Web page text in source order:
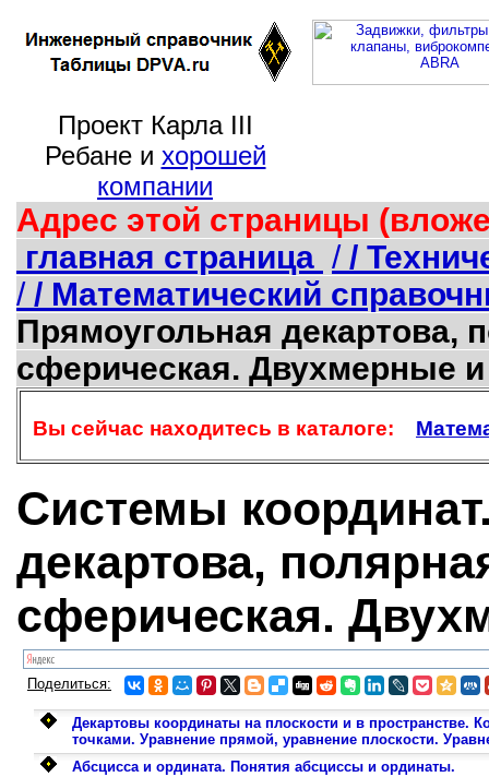
Проект Карла III
Ребане и хорошей
компании
Адрес этой страницы
главная страница //
// Математический
Прямоугольная декартова,
сферическая. Двухмерные
Вы сейчас находитесь в каталоге:
Системы
декартова,
сферическая.
Поделиться:
Декартовы координаты на плоскости и в пространстве.
точками. Уравнение прямой, уравнение плоскости.
Абсцисса и ордината. Понятия абсциссы и ординаты.